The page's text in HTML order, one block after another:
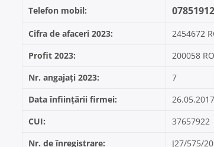
Telefon mobil:
Cifra de afaceri 2023:
2454672
Profit 2023:
200058
Nr. angajați 2023:
7
Data înființării firmei:
26.05.2017
CUI:
37657922
Nr. de înregistrare:
J27/575/